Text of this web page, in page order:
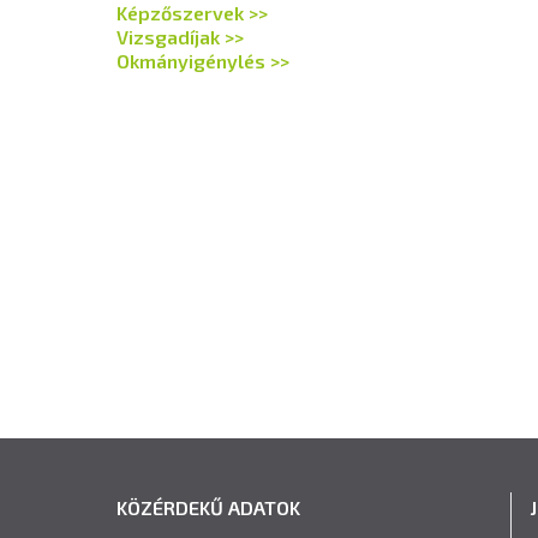
Képzőszervek >>
Vizsgadíjak >>
Okmányigénylés >>
KÖZÉRDEKŰ ADATOK